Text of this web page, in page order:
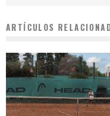
ARTÍCULOS